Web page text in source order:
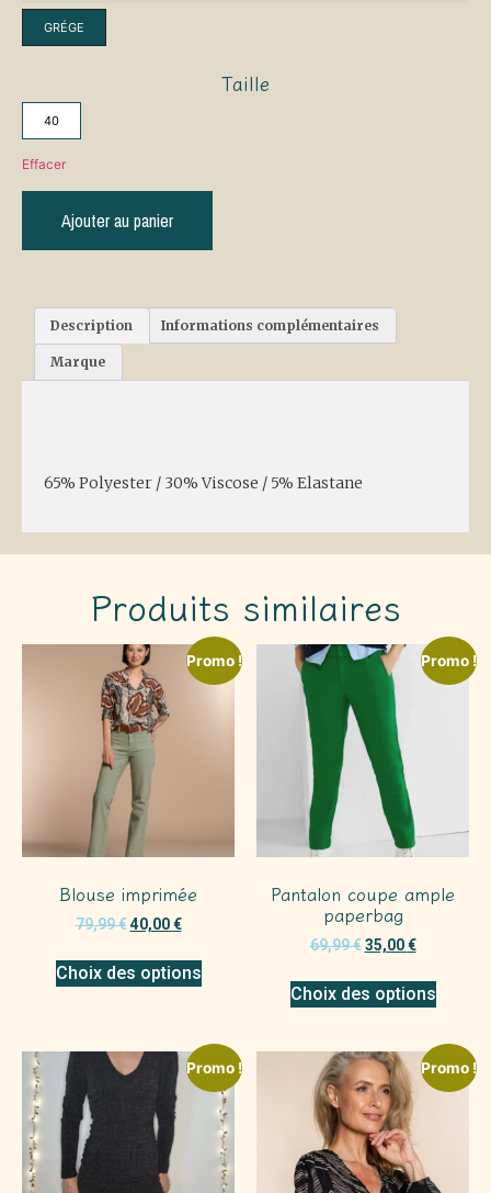
GRÉGE
Taille
40
Effacer
Ajouter au panier
Description Informations complémentaires
Marque
65% Polyester / 30% Viscose / 5% Elastane
Produits similaires
Promo !
Blouse imprimée
79,99€ 40,00€
Choix des options
Promo !
Pantalon coupe ample
paperbag
69,99€ 35,00€
Choix des options
Promo ! Promo !